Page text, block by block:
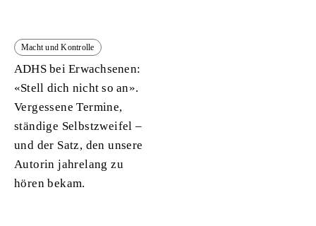
Macht und Kontrolle
ADHS bei Erwachsenen:
«Stell dich nicht so an».
Vergessene Termine,
ständige Selbstzweifel –
und der Satz, den unsere
Autorin jahrelang zu
hören bekam.